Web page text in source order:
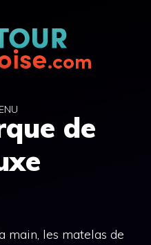
de
main, les matelas de